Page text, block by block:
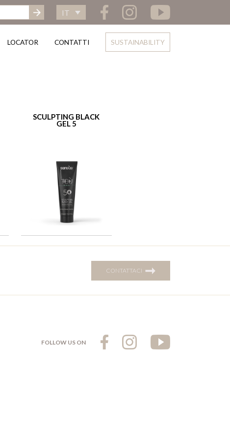
IT
LOCATOR CONTATTI SUSTAINABILITY
SCULPTING BLACK
GEL 5
CONTATTACI ➞
FOLLOW US ON